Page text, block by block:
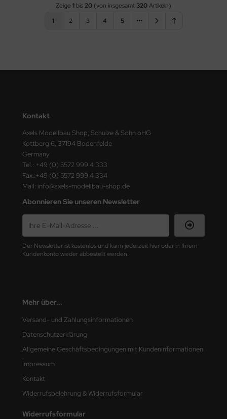
Zeige 1 bis20 (von insgesamt 320Artikeln)
1
2 3 4 5
Kontakt
Axels Modellbau Shop, Schulze & Sohn oHG
Kottberg 6, 37194 Bodenfelde
Germany
Tel.: +49 (0) 5572 999 4 333
Fax.:+49 (0) 5572 999 4 334
Mail: info@axels-modellbau-shop.de
Abonnieren Sie unseren Newsletter
Der Newsletter ist kostenlos und kann jederzeit hier oder in Ihrem
Kundenkonto wieder abbestellt werden.
Mehr über...
Versand- und Zahlungsinformationen
Datenschutzerklärung
Allgemeine Geschäftsbedingungen mit Kundeninformationen
Impressum
Kontakt
Widerrufsbelehrung & Widerrufsformular
Widerrufsformular